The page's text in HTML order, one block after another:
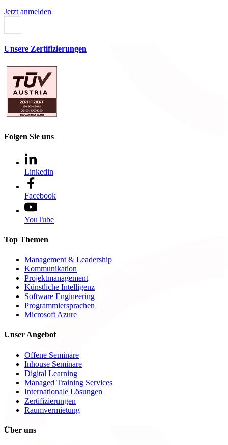
Jetzt anmelden
Unsere Zertifizierungen
Folgen Sie uns
Linkedin
Facebook
YouTube
Top Themen
Management & Leadership
Kommunikation
Projektmanagement
Künstliche Intelligenz
Software Engineering
Programmiersprachen
Microsoft Azure
Unser Angebot
Offene Seminare
Inhouse Seminare
Digital Learning
Managed Training Services
Internationale Lösungen
Zertifizierungen
Raumvermietung
Über uns